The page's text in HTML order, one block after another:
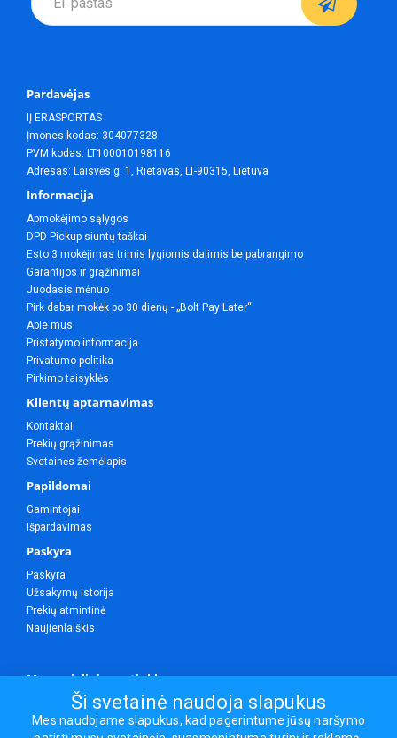
Pardavėjas
IĮ ERASPORTAS
Įmones kodas: 304077328
PVM kodas: LT100010198116
Adresas: Laisvės g. 1, Rietavas, LT-90315, Lietuva
Informacija
Apmokėjimo sąlygos
DPD Pickup siuntų taškai
Esto 3 mokėjimas trimis lygiomis dalimis be pabrangimo
Garantijos ir grąžinimai
Juodasis mėnuo
Pirk dabar mokėk po 30 dienų - „Bolt Pay Later“
Apie mus
Pristatymo informacija
Privatumo politika
Pirkimo taisyklės
Klientų aptarnavimas
Kontaktai
Prekių grąžinimas
Svetainės žemėlapis
Papildomai
Gamintojai
Išpardavimas
Paskyra
Paskyra
Užsakymų istorija
Prekių atmintinė
Naujienlaiškis
Mes socialiniuose tinkluose
Ši svetainė naudoja slapukus
Mes naudojame slapukus, kad pagerintume jūsų naršymo